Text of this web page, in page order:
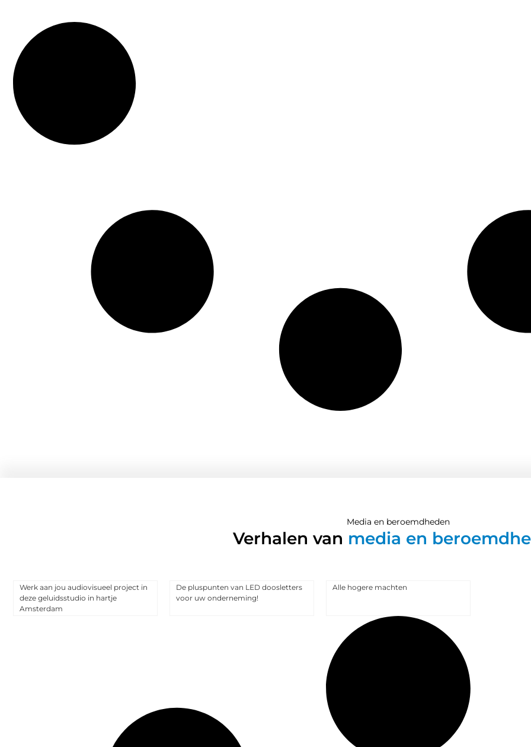
Media en beroemdheden
Verhalen van media en
Werk aan jou audiovisueel project in
deze geluidsstudio in hartje
Amsterdam
De pluspunten van LED doosletters
voor uw onderneming!
Alle hogere machten